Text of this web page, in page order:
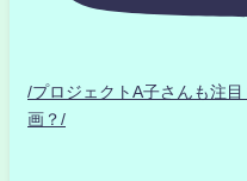
/プロジェクトA子さんも注
画？/